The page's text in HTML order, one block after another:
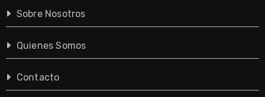
Sobre Nosotros
Quienes Somos
Contacto